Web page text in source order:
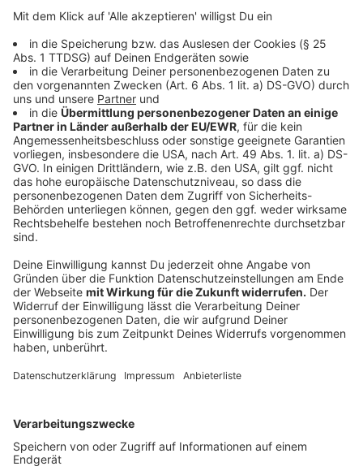
geschaltet ist. Der Vorteil: Innerhalb weniger
Sekunden können so sehr viele Menschen gleichzeitig
erreicht werden - ganz ohne installierte App.
Anzeige
Neu in diesem Jahr - die Entwarnung
Anzeige
Neu beim NRW-Warntag 2026 ist einezusätzliche
Entwarnung
Smartphones eine zweite Meldung erscheinen, die den
Probealarm offiziell beendet.
Anzeige
Wer am Donnerstagvormittag Sirenen hört oder eine
einen Test, der im Ernstfall helfen soll, die
Bevölkerung schneller zu warnen.